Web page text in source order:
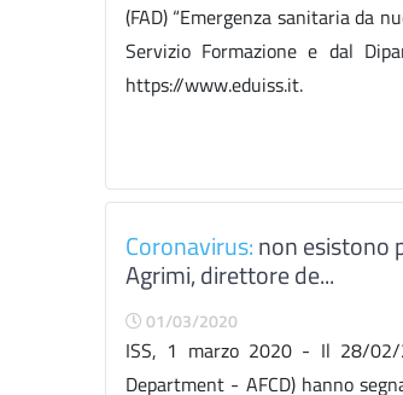
(FAD) “Emergenza sanitaria da
Servizio Formazione e dal
https://www.eduiss.it.
Coronavirus:non esistono
Agrimi, direttore de...
01/03/2020
ISS, 1 marzo 2020 - Il 28/02/
Department - AFCD) hanno